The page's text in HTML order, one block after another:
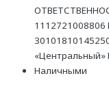
«Центральный»
Наличными